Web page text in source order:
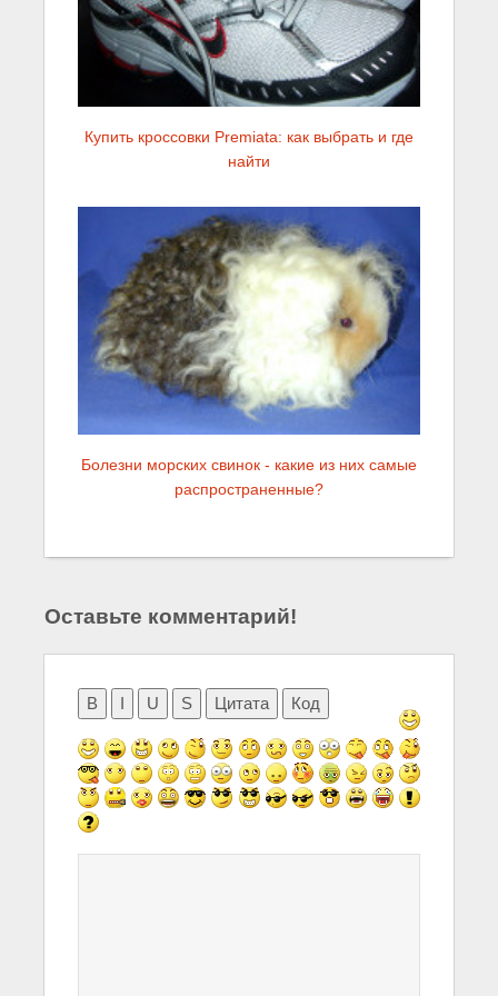
Купить кроссовки Premiata: как выбрать и где
найти
Болезни морских свинок - какие из них самые
распространенные?
Оставьте комментарий!
B U S Цитата Код